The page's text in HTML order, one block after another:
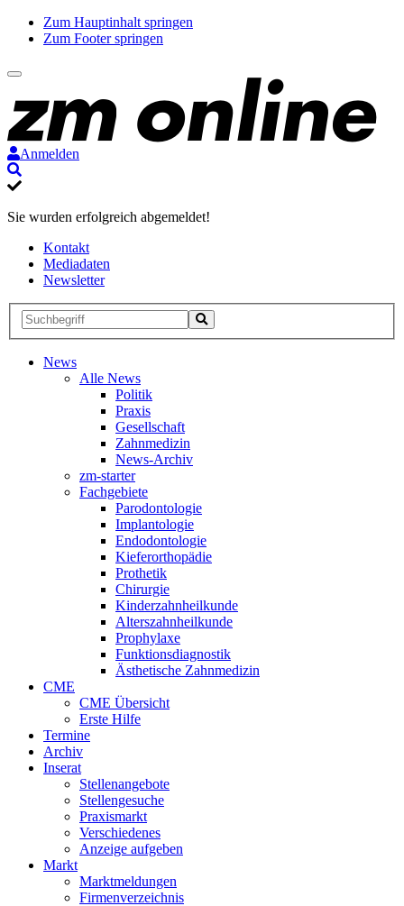
Zum Hauptinhalt springen
Zum Footer springen
Anmelden
Sie wurden erfolgreich abgemeldet!
Kontakt
Mediadaten
Newsletter
Suche
Suche
starten
News
Alle News
Politik
Praxis
Gesellschaft
Zahnmedizin
News-Archiv
zm-starter
Fachgebiete
Parodontologie
Implantologie
Endodontologie
Kieferorthopädie
Prothetik
Chirurgie
Kinderzahnheilkunde
Alterszahnheilkunde
Prophylaxe
Funktionsdiagnostik
Ästhetische Zahnmedizin
CME
CME Übersicht
Erste Hilfe
Termine
Archiv
Inserat
Stellenangebote
Stellengesuche
Praxismarkt
Verschiedenes
Anzeige aufgeben
Markt
Marktmeldungen
Firmenverzeichnis